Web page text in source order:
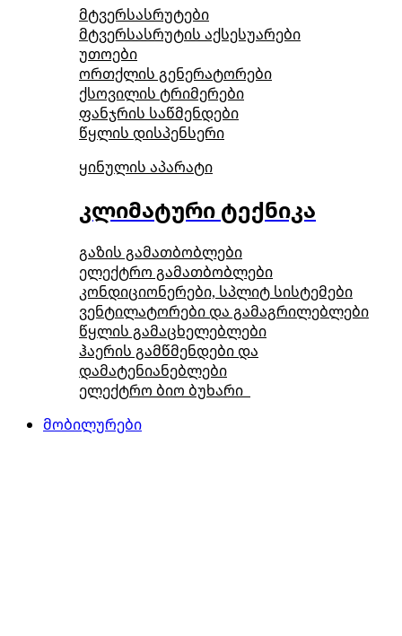
მტვერსასრუტები
მტვერსასრუტის აქსესუარები
უთოები
ორთქლის გენერატორები
ქსოვილის ტრიმერები
ფანჯრის საწმენდები
წყლის დისპენსერი
ყინულის აპარატი
კლიმატური ტექნიკა
გაზის გამათბობლები
ელექტრო გამათბობლები
კონდიციონერები, სპლიტ სისტემები
ვენტილატორები და გამაგრილებლები
წყლის გამაცხელებლები
ჰაერის გამწმენდები და
დამატენიანებლები
ელექტრო ბიო ბუხარი
მობილურები